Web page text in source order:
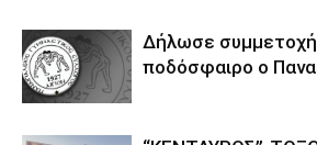
Δήλωσε
ποδόσφαιρο ο